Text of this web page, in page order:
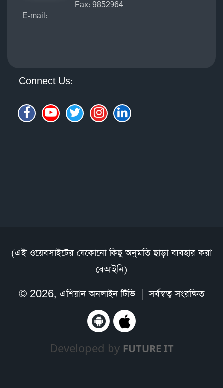
Fax: 9852964
E-mail:
Connect Us:
(এই ওয়েবসাইটের যেকোনো কিছু অনুমতি ছাড়া ব্যবহার করা
বেআইনি)
© 2026, এশিয়ান অনলাইন টিভি| সর্বস্বত্ব সংরক্ষিত
Developed by FUTURE IT